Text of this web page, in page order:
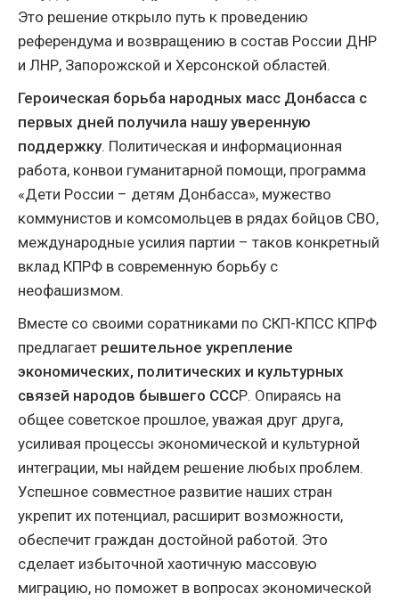
Это решение открыло путь к проведению
референдума и возвращению в состав России ДНР
и ЛНР, Запорожской и Херсонской областей.
Героическая борьба народных масс Донбасса с
первых дней получила нашу уверенную
поддержку. Политическая и информационная
работа, конвои гуманитарной помощи, программа
«Дети России – детям Донбасса», мужество
коммунистов и комсомольцев в рядах бойцов СВО,
международные усилия партии – таков конкретный
вклад КПРФ в современную борьбу с
неофашизмом.
Вместе со своими соратниками по СКП-КПСС КПРФ
предлагает решительное укрепление
экономических, политических и культурных
связей народов бывшего СССР. Опираясь на
общее советское прошлое, уважая друг друга,
усиливая процессы экономической и культурной
интеграции, мы найдем решение любых проблем.
Успешное совместное развитие наших стран
укрепит их потенциал, расширит возможности,
обеспечит граждан достойной работой. Это
сделает избыточной хаотичную массовую
миграцию, но поможет в вопросах экономической